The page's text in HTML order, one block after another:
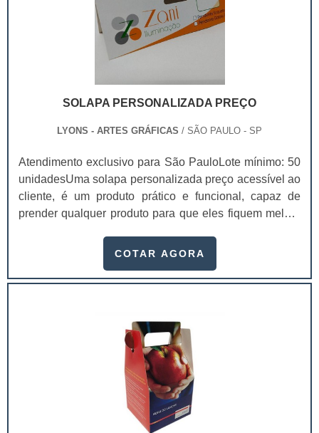
SOLAPA PERSONALIZADA PREÇO
LYONS - ARTES GRÁFICAS / SÃO PAULO - SP
Atendimento exclusivo para São PauloLote mínimo: 50
unidadesUma solapa personalizada preço acessível ao
cliente, é um produto prático e funcional, capaz de
prender qualquer produto para que eles fiquem melhor
exemplo.Conhecidas também como “cartelas”, as
a de causar a primeira impressão nos clientes.Como
COTAR AGORA